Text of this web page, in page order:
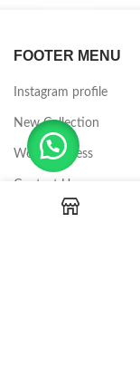
FOOTER MENU
Instagram profile
New Collection
Woman Dress
Contact Us
Latest News